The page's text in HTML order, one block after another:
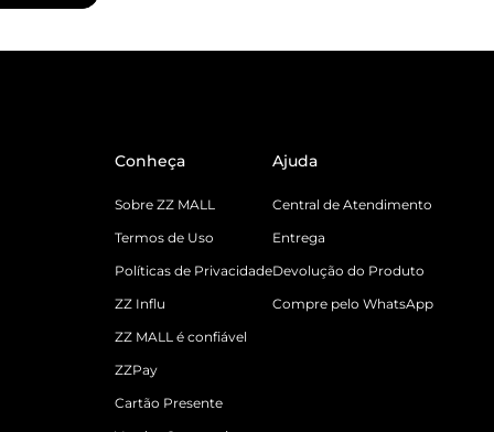
Conheça
Sobre ZZ MALL
Termos de Uso
Políticas de Privacidade
ZZ Influ
ZZ MALL é confiável
ZZPay
Cartão Presente
Ajuda
Central de Atendimento
Entrega
Devolução do Produto
Compre pelo WhatsApp